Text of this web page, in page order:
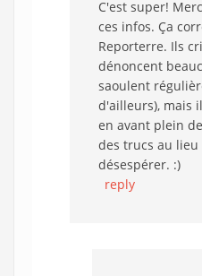
C'est super!
ces infos. Ça
Reporterre. Ils
dénoncent
saoulent
d'ailleurs), mais
en avant plein
des trucs au lieu
désespérer. :)
reply